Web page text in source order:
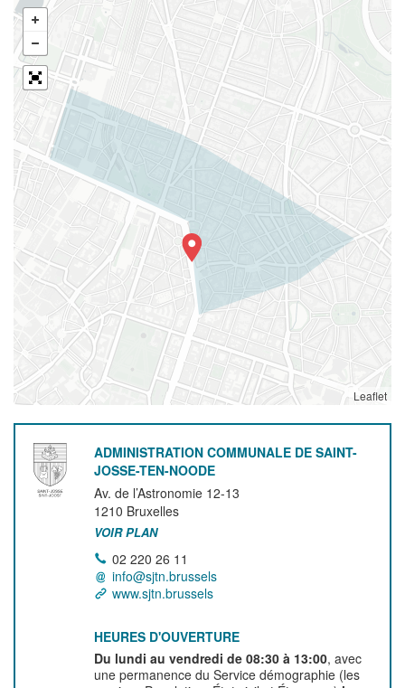
Leaflet
ADMINISTRATION COMMUNALE DE SAINT-
JOSSE-TEN-NOODE
Av. de l’Astronomie 12-13
1210 Bruxelles
VOIR PLAN
02 220 26 11
info@sjtn.brussels
www.sjtn.brussels
HEURES D'OUVERTURE
Du lundi au vendredi de 08:30 à 13:00, avec
une permanence du Service démographie (les